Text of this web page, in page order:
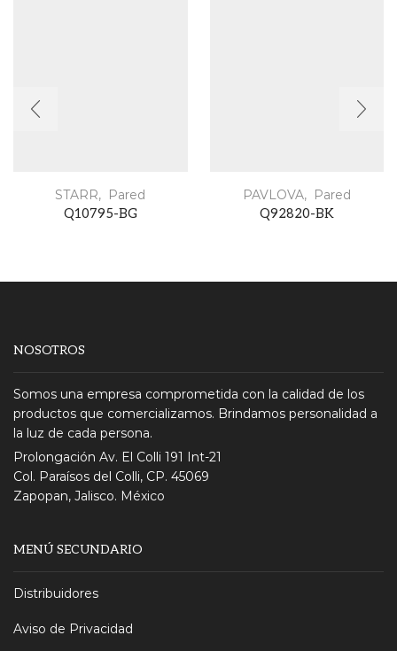
STARR, Pared
Q10795-BG
PAVLOVA, Pared
Q92820-BK
NOSOTROS
Somos una empresa comprometida con la calidad de los
productos que comercializamos. Brindamos personalidad a
la luz de cada persona.
Prolongación Av. El Colli 191 Int-21
Col. Paraísos del Colli, CP. 45069
Zapopan, Jalisco. México
MENÚ SECUNDARIO
Distribuidores
Aviso de Privacidad